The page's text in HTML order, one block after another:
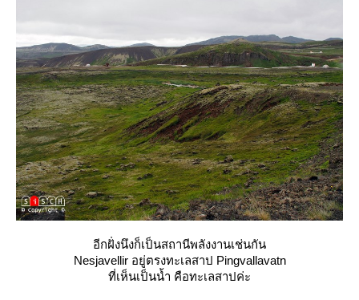
อีกฝั่งนึงก็เป็นสถานีพลังงานเช่นกัน
Nesjavellir อยู่ตรงทะเลสาป Pingvallavatn
ที่เห็นเป็นน้ำ คือทะเลสาปค่ะ